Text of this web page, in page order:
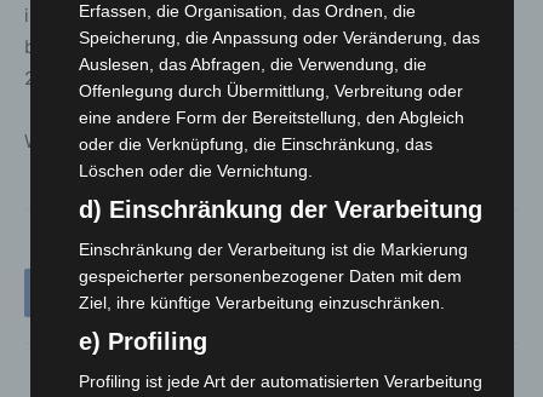
ihre Teilnahme an der nächsten EuroBLECH in 2024
bereits angekündigt. Diese wird vom 22. – 25. Oktober
2024 auf dem Messegelände in Hannover stattfinden.
Weitere Informationen unterwww.euroblech.com
Erfassen, die Organisation, das Ordnen, die
Speicherung, die Anpassung oder Veränderung, das
Auslesen, das Abfragen, die Verwendung, die
Offenlegung durch Übermittlung, Verbreitung oder
eine andere Form der Bereitstellung, den Abgleich
oder die Verknüpfung, die Einschränkung, das
Löschen oder die Vernichtung.
d) Einschränkung der Verarbeitung
Einschränkung der Verarbeitung ist die Markierung
gespeicherter personenbezogener Daten mit dem
Ziel, ihre künftige Verarbeitung einzuschränken.
e) Profiling
Profiling ist jede Art der automatisierten Verarbeitung